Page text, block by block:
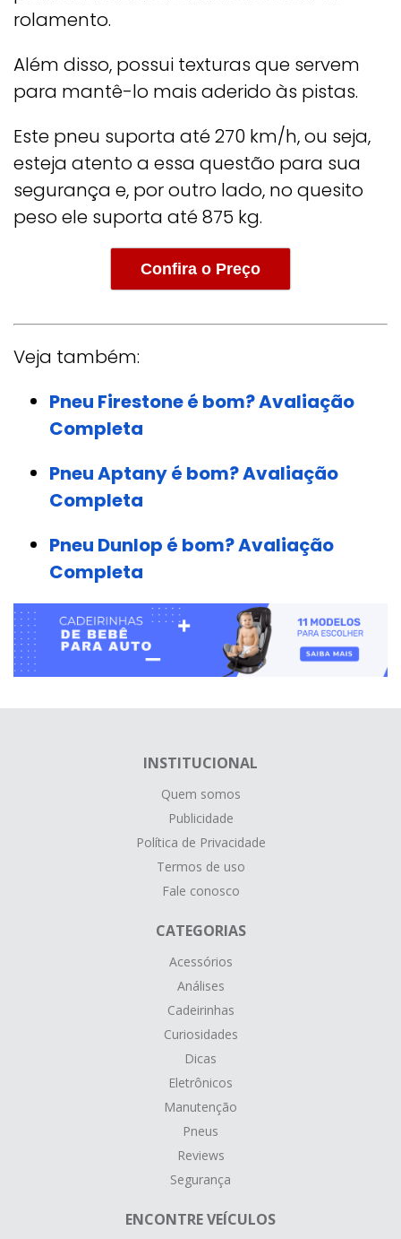
rolamento.
Além disso, possui texturas que servem
para mantê-lo mais aderido às pistas.
Este pneu suporta até 270 km/h, ou seja,
esteja atento a essa questão para sua
segurança e, por outro lado, no quesito
peso ele suporta até 875 kg.
Confira o Preço
Veja também:
Pneu Firestone é bom? Avaliação
Completa
Pneu Aptany é bom? Avaliação
Completa
Pneu Dunlop é bom? Avaliação
Completa
INSTITUCIONAL
Quem somos
Publicidade
Política de Privacidade
Termos de uso
Fale conosco
CATEGORIAS
Acessórios
Análises
Cadeirinhas
Curiosidades
Dicas
Eletrônicos
Manutenção
Pneus
Reviews
Segurança
ENCONTRE VEÍCULOS